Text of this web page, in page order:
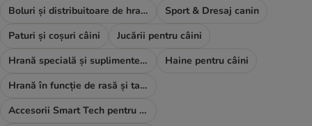
Boluri și distribuitoare de hrană și apă
Sport & Dresaj canin
Paturi și coșuri câini
Jucării pentru câini
Hrană specială și suplimente alimentare
Haine pentru câini
Hrană în funcție de rasă și talie
Accesorii Smart Tech pentru câini